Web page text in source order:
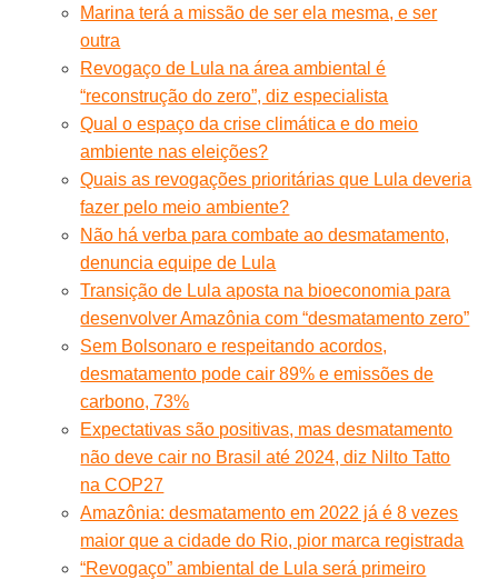
Marina terá a missão de ser ela mesma, e ser
outra
Revogaço de Lula na área ambiental é
“reconstrução do zero”, diz especialista
Qual o espaço da crise climática e do meio
ambiente nas eleições?
Quais as revogações prioritárias que Lula deveria
fazer pelo meio ambiente?
Não há verba para combate ao desmatamento,
denuncia equipe de Lula
Transição de Lula aposta na bioeconomia para
desenvolver Amazônia com “desmatamento zero”
Sem Bolsonaro e respeitando acordos,
desmatamento pode cair 89% e emissões de
carbono, 73%
Expectativas são positivas, mas desmatamento
não deve cair no Brasil até 2024, diz Nilto Tatto
na COP27
Amazônia: desmatamento em 2022 já é 8 vezes
maior que a cidade do Rio, pior marca registrada
“Revogaço” ambiental de Lula será primeiro